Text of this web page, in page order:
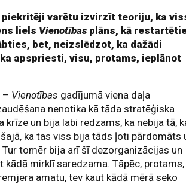
varētu izvirzīt teoriju, ka
liels Vienotības plāns, kā
bet, neizslēdzot, ka dažādi
apspriesti, visu, protams, ieplānot
– Vienotības gadījumā viena daļa
nenotika kā tāda stratēģiska
krīze un bija labi redzams, ka nebija tā,
ka tas viss bija tāds ļoti pārdomāts
tomēr bija arī šī dezorganizācijas un
kādā mirklī saredzama. Tāpēc, protams,
amatu, tev kaut kādā mērā seko